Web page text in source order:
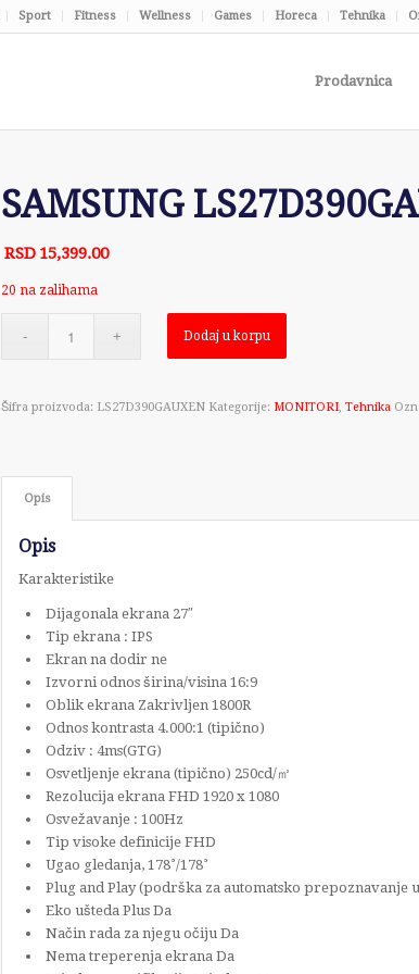
Sport Fitness Wellness Games Horeca Tehnika
Prodavnica
SAMSUNG
RSD 15,399.00
20 na zalihama
Dodaj u korpu
Šifra proizvoda: LS27D390GAUXEN Kategorije: MONITORI, Tehnika
Opis
Opis
Karakteristike
Dijagonala ekrana 27″
Tip ekrana : IPS
Ekran na dodir ne
Izvorni odnos širina/visina 16:9
Oblik ekrana Zakrivljen 1800R
Odnos kontrasta 4.000:1 (tipično)
Odziv : 4ms(GTG)
Osvetljenje ekrana (tipično) 250cd/㎡
Rezolucija ekrana FHD 1920 x 1080
Osvežavanje : 100Hz
Tip visoke definicije FHD
Ugao gledanja, 178˚/178˚
Plug and Play (podrška za automatsko prepoznavanje
Eko ušteda Plus Da
Način rada za njegu očiju Da
Nema treperenja ekrana Da